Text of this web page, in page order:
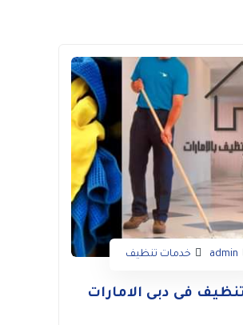
اثاث ومفروشات،نظافه واجهه
نظافة حمامات ومسابح،
وصيانة الكنديشن وخزانات
في دبيتقدم خدماتها فى مجال
بكل حرفية واتقان فى إمارة دبي.
الى فريقين حسب طبيعة العمل
التنظيف اليدوى واخر يقةم باعمال
ثم تقدم خدمات تنظيف مطاعم
مدارس مساجد جامعات مكاتب
فى إمارة دبى.غسيل وتنظيف
والمجالس والستائر بالبخار
بالبخار .من خلال استخدامها
العالمية. شركة تنظيف بدبى
admin خدمات تنظيف
فى دبى الامارات